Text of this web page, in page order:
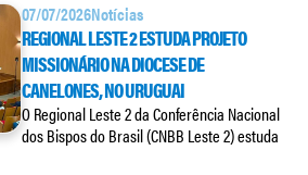
07/07/2026Notícias
REGIONAL LESTE 2 ESTUDA PROJETO
MISSIONÁRIO NA DIOCESE DE
CANELONES, NO URUGUAI
O Regional Leste 2 da Conferência Nacional
dos Bispos do Brasil (CNBB Leste 2) estuda